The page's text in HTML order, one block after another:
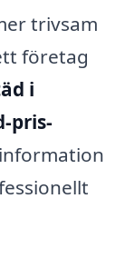
trivsam
företag
i
pris-